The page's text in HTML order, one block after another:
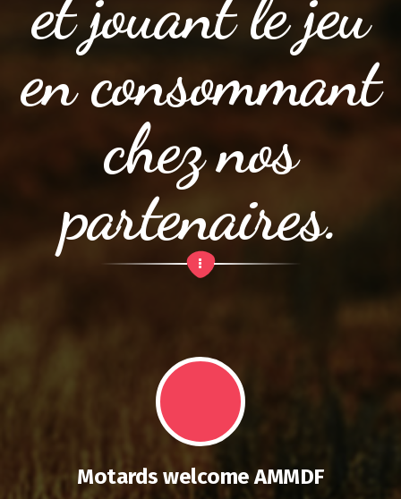
en consommant
chez nos
partenaires.
Motards welcome AMMDF